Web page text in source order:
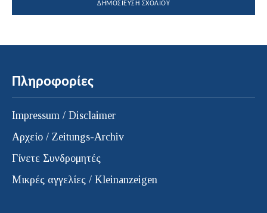
Πληροφορίες
Impressum / Disclaimer
Αρχείο / Zeitungs-Archiv
Γίνετε Συνδρομητές
Μικρές αγγελίες / Kleinanzeigen